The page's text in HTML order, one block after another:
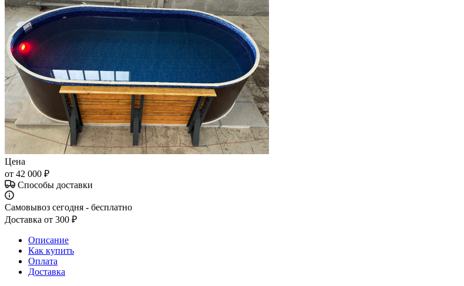
Цена
от 42 000 ₽
Способы доставки
Самовывоз сегодня - бесплатно
Доставка от 300 ₽
Описание
Как купить
Оплата
Доставка